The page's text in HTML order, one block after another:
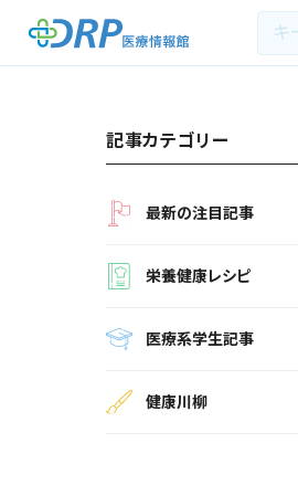
記事カテゴリー
最新の注目記事
栄養健康レシピ
医療系学生記事
健康川柳